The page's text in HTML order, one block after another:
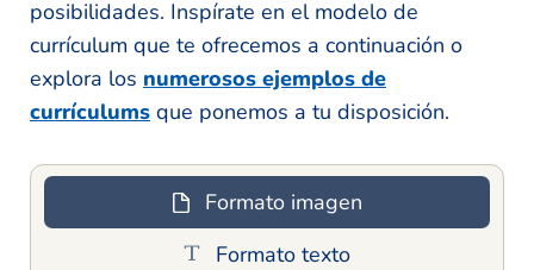
posibilidades. Inspírate en el modelo de
currículum que te ofrecemos a continuación o
explora los numerosos ejemplos de
currículums que ponemos a tu disposición.
Formato imagen
Formato texto